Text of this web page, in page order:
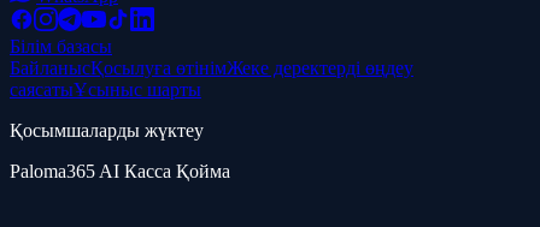
Білім базасы
БайланысҚосылуға өтінімЖеке деректерді өңдеу
саясатыҰсыныс шарты
Қосымшаларды жүктеу
Paloma365 AI Касса Қойма